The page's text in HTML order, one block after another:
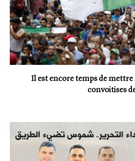
Il est encore temps de mettre
convoitises